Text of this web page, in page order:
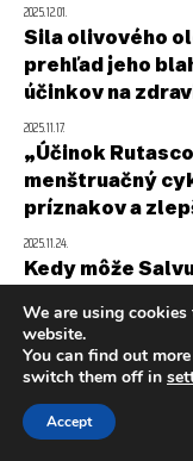
2025.12.01.
Sila olivového
prehľad jeho
účinkov na
2025.11.17.
„Účinok
menštruačný
príznakov a
2025.11.24.
Kedy môže
pri jej
2025.11.26.
Sladidlá v
Výhody,
zdravotné
We are using cookies
website.
You can find out
switch them off in
Accept